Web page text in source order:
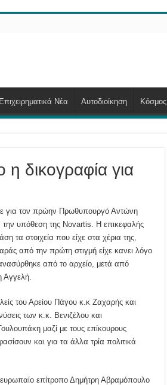
Επιχειρηματικά Νέα Αυτοδιοίκηση Κόσμος
δικογραφία για
για τον πρώην Πρωθυπουργό Αντώνη
υπόθεση της Νovartis. Η επικεφαλής
τα στοιχεία που είχε στα χέρια της,
από την πρώτη στιγμή είχε κανει λόγο
από το αρχείο, μετά από
Αγγελή.
του Αρείου Πάγου κ.κ Ζαχαρής και
των κ.κ. Βενιζέλου και
μαζί με τους επίκουρους
και για τα άλλα τρία πολιτικά
επίτροπο Δημήτρη Αβραμόπουλο